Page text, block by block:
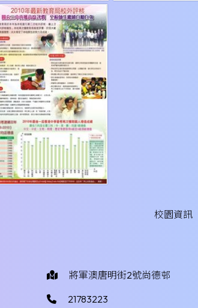
校園資訊
將軍澳唐明街2號尚德邨
21783223